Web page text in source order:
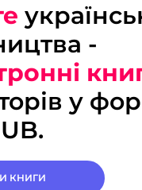
-
у
КНИГИ